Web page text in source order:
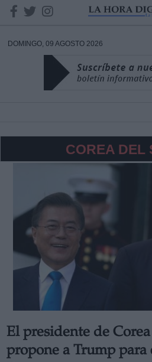
DOMINGO, 09 AGOSTO 2026
COREA DEL
El presidente de
propone a Trump para
DATOS
Responsable:
Legitimación:
Destinatarios: